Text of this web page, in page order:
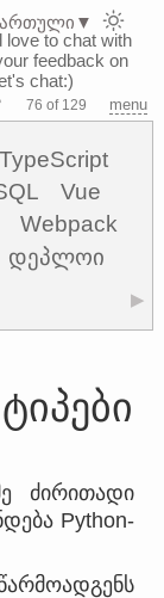
love to chat with
feedback on
chat:)
76 of 129 menu
TypeScript
Vue
Webpack
დეპლოი
▶
ძირითადი
Python-
▼